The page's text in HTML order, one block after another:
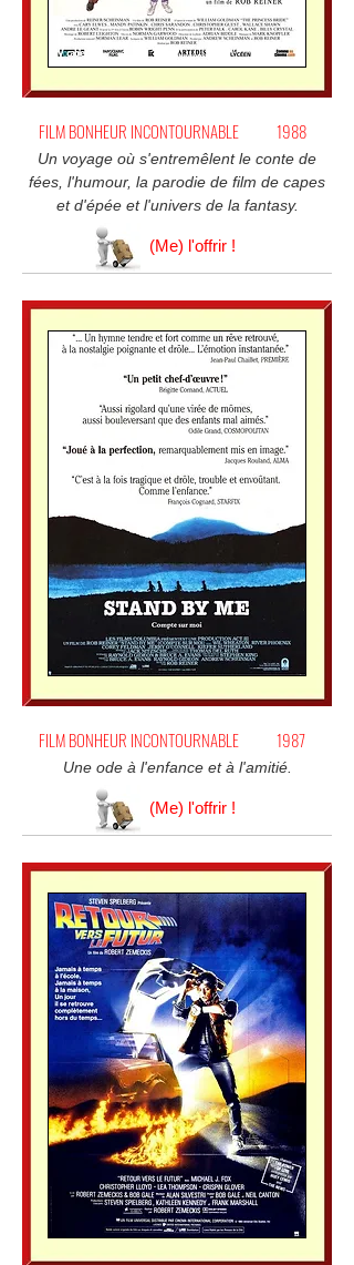
FILM BONHEUR INCONTOURNABLE 1988
Un voyage où s'entremêlent le conte de
fées, l'humour, la parodie de film de capes
et d'épée et l'univers de la fantasy.
(Me) l'offrir !
FILM BONHEUR INCONTOURNABLE 1987
Une ode à l'enfance et à l'amitié.
(Me) l'offrir !